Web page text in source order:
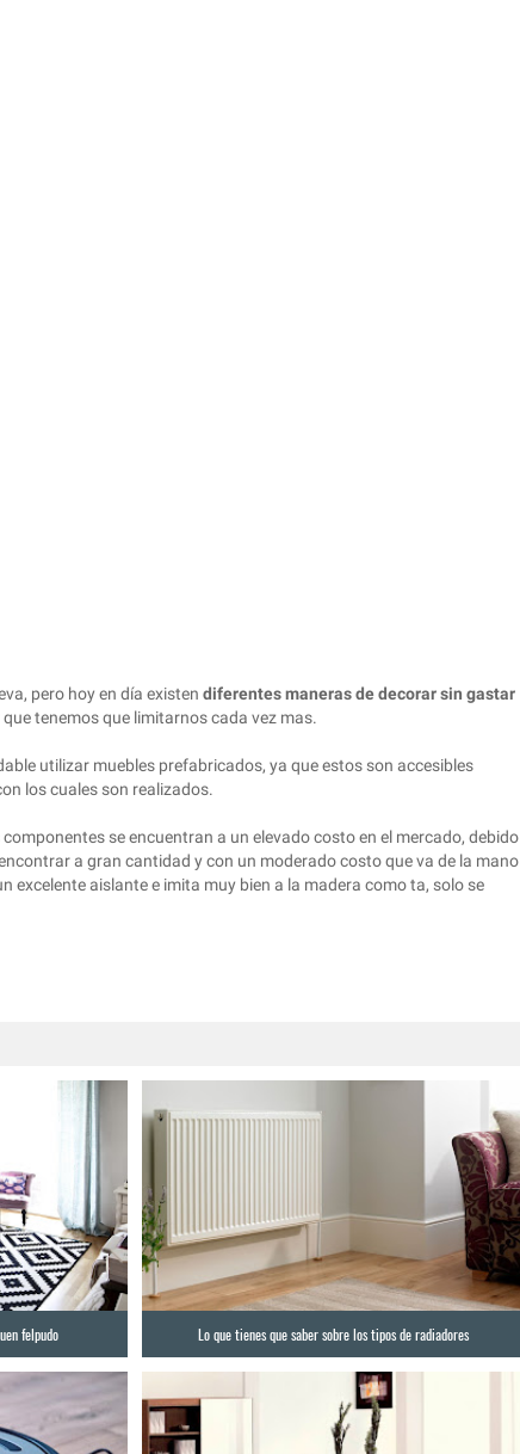
pero hoy en día existen diferentes maneras de decorar sin gastar
tenemos que limitarnos cada vez mas.
utilizar muebles prefabricados, ya que estos son accesibles
los cuales son realizados.
se encuentran a un elevado costo en el mercado, debido
a gran cantidad y con un moderado costo que va de la mano
excelente aislante e imita muy bien a la madera como ta, solo se
felpudo Lo que tienes que saber sobre los tipos de radiadores